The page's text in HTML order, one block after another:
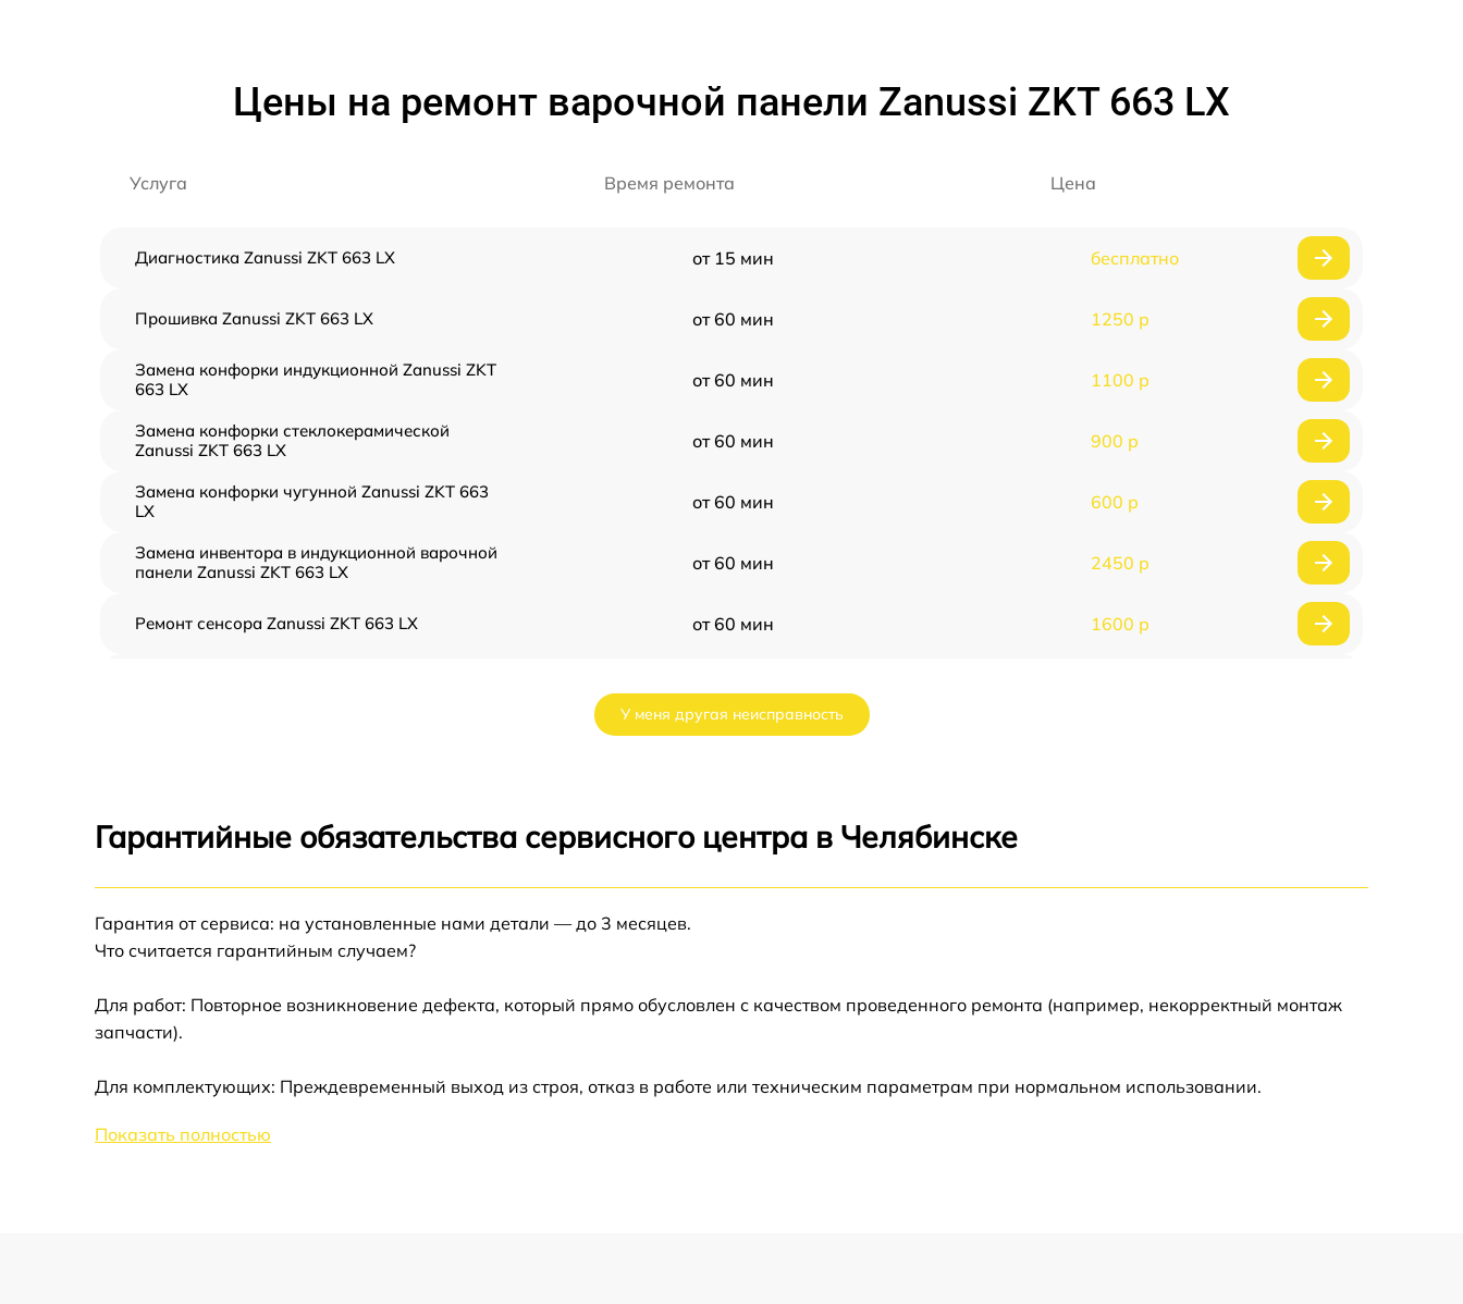
Цены на ремонт варочной панели Zanussi ZKT 663 LX
Услуга Время ремонта Цена
Диагностика Zanussi ZKT 663 LX от 15 мин бесплатно
Прошивка Zanussi ZKT 663 LX от 60 мин 1250 р
Замена конфорки индукционной Zanussi ZKT
663 LX
от 60 мин 1100 р
Замена конфорки стеклокерамической
Zanussi ZKT 663 LX
от 60 мин 900 р
Замена конфорки чугунной Zanussi ZKT 663
LX
от 60 мин 600 р
Замена инвентора в индукционной варочной
панели Zanussi ZKT 663 LX
от 60 мин 2450 р
Ремонт сенсора Zanussi ZKT 663 LX от 60 мин 1600 р
Замена сенсора Zanussi ZKT 663 LX
У меня другая неисправность
Гарантийные обязательства сервисного центра в Челябинске
Гарантия от сервиса: на установленные нами детали — до 3 месяцев.
Что считается гарантийным случаем?
Для работ: Повторное возникновение дефекта, который прямо обусловлен с качеством проведенного ремонта (например, некорректный монтаж
запчасти).
Для комплектующих: Преждевременный выход из строя, отказ в работе или техническим параметрам при нормальном использовании.
Показать полностью